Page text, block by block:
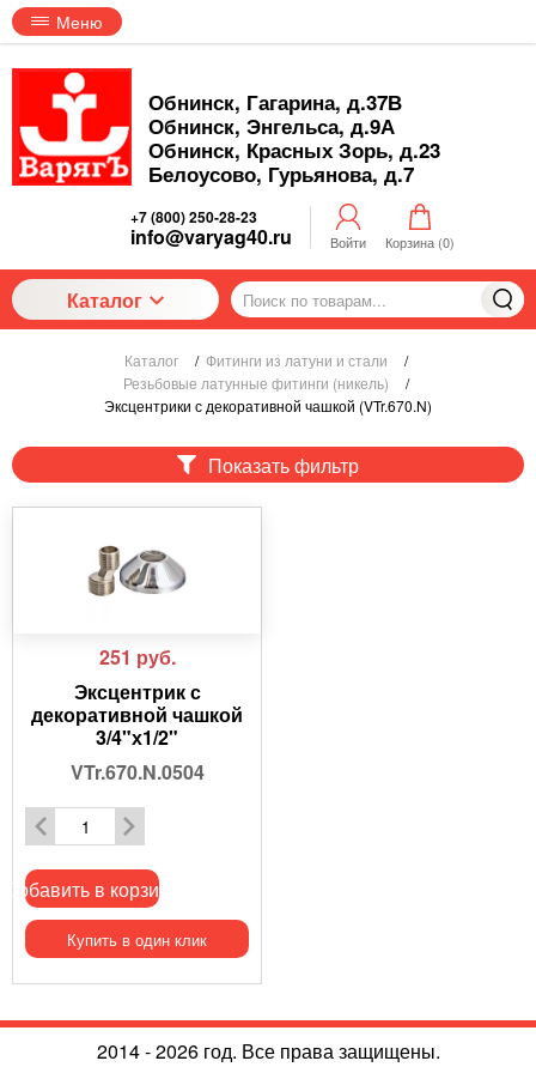
Меню
Обнинск, Гагарина, д.37В
Обнинск, Энгельса, д.9А
Обнинск, Красных Зорь, д.23
Белоусово, Гурьянова, д.7
+7 (800) 250-28-23
info@varyag40.ru Войти Корзина (0)
Каталог
Каталог / Фитинги из латуни и стали
/
Резьбовые латунные фитинги (никель)
/
Эксцентрики с декоративной чашкой (VTr.670.N)
Показать фильтр
251 руб.
Эксцентрик с
декоративной чашкой
3/4"х1/2"
VTr.670.N.0504
Добавить в корзину
Купить в один клик
2014 - 2026 год. Все права защищены.